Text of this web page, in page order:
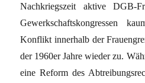
Nachkriegszeit aktive DGB-
Gewerkschaftskongressen
Konflikt innerhalb der
der 1960er Jahre wieder zu.
eine Reform des